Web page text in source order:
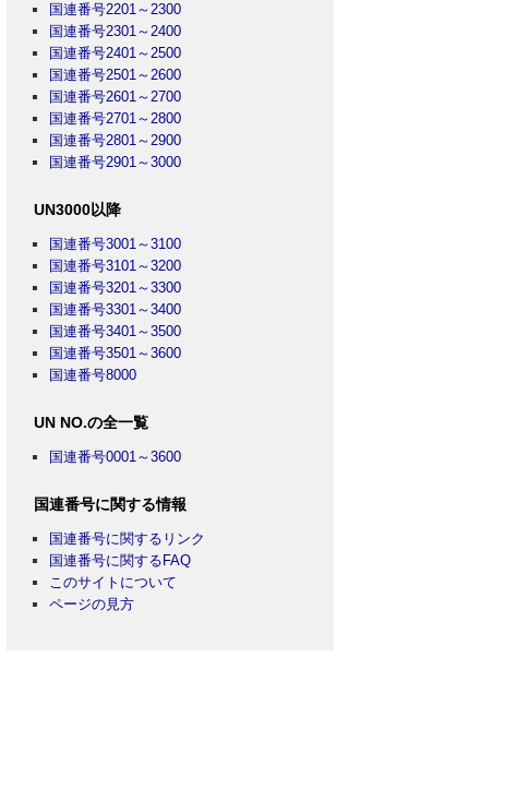
国連番号2201～2300
国連番号2301～2400
国連番号2401～2500
国連番号2501～2600
国連番号2601～2700
国連番号2701～2800
国連番号2801～2900
国連番号2901～3000
UN3000以降
国連番号3001～3100
国連番号3101～3200
国連番号3201～3300
国連番号3301～3400
国連番号3401～3500
国連番号3501～3600
国連番号8000
UN NO.の全一覧
国連番号0001～3600
国連番号に関する情報
国連番号に関するリンク
国連番号に関するFAQ
このサイトについて
ページの見方